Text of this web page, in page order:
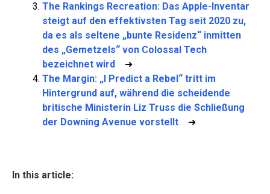
The Rankings Recreation: Das Apple-Inventar
steigt auf den effektivsten Tag seit 2020 zu,
da es als seltene „bunte Residenz“ inmitten
des „Gemetzels“ von Colossal Tech
bezeichnet wird ➜
The Margin: „I Predict a Rebel“ tritt im
Hintergrund auf, während die scheidende
britische Ministerin Liz Truss die Schließung
der Downing Avenue vorstellt ➜
In this article: